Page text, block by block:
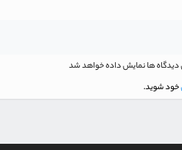
دیدگاه ها نمایش داده خواهد شد
خود شوید.